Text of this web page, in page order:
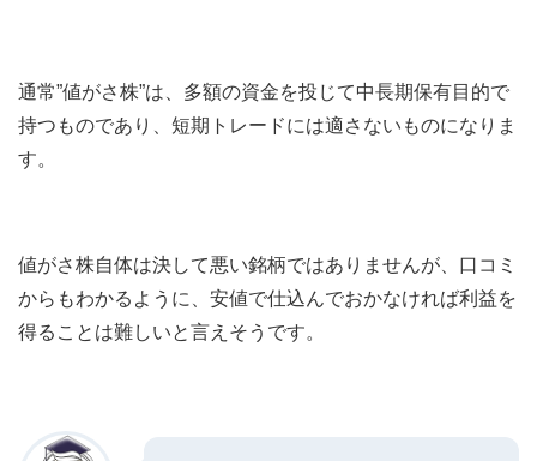
通常”値がさ株”は、多額の資金を投じて中長期保有目的で
持つものであり、短期トレードには適さないものになりま
す。
値がさ株自体は決して悪い銘柄ではありませんが、口コミ
からもわかるように、安値で仕込んでおかなければ利益を
得ることは難しいと言えそうです。